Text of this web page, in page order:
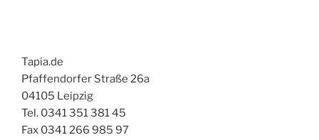
Tapia.de
Pfaffendorfer Straße 26a
04105 Leipzig
Tel. 0341 351 381 45
Fax 0341 266 985 97